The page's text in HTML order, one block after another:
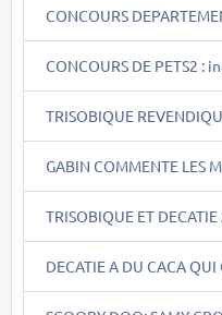
CONCOURS
CONCOURS DE PETS2 :
TRISOBIQUE
GABIN COMMENTE LES
TRISOBIQUE ET
DECATIE A DU CACA QUI